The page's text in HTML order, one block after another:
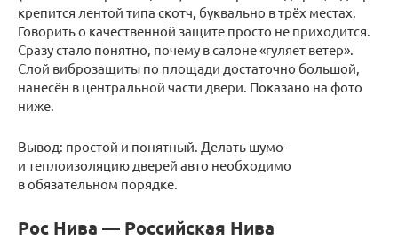
крепится лентой типа скотч, буквально в трёх местах.
Говорить о качественной защите просто не приходится.
Сразу стало понятно, почему в салоне «гуляет ветер».
Слой виброзащиты по площади достаточно большой,
нанесён в центральной части двери. Показано на фото
ниже.
Вывод: простой и понятный. Делать шумо-
и теплоизоляцию дверей авто необходимо
в обязательном порядке.
Рос Нива — Российская Нива